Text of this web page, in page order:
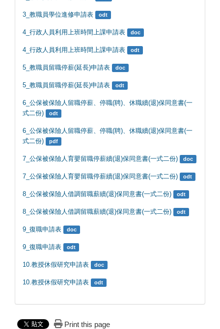
3_教職員學位進修申請表 odt
4_行政人員利用上班時間上課申請表 doc
4_行政人員利用上班時間上課申請表 odt
5_教職員留職停薪(延長)申請表 doc
5_教職員留職停薪(延長)申請表 odt
6_公保被保險人留職停薪、停職(聘)、休職續(退)保同意書(一
式二份)
odt
6_公保被保險人留職停薪、停職(聘)、休職續(退)保同意書(一
式二份)
pdf
7_公保被保險人育嬰留職停薪續(退)保同意書(一式二份) doc
7_公保被保險人育嬰留職停薪續(退)保同意書(一式二份) odt
8_公保被保險人借調留職薪續(退)保同意書(一式二份) odt
8_公保被保險人借調留職薪續(退)保同意書(一式二份) odt
9_復職申請表 doc
9_復職申請表 odt
10.教授休假研究申請表 doc
10.教授休假研究申請表 odt
Print this page